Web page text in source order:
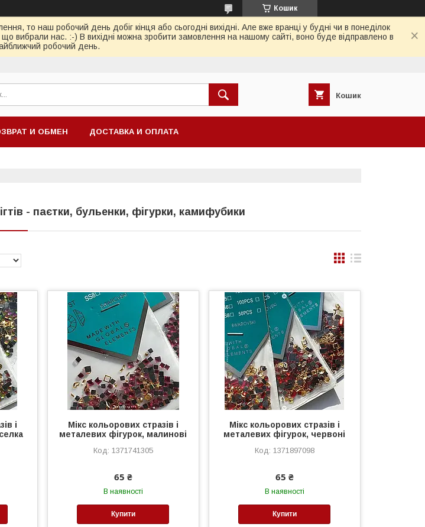
Кошик
то наш робочий день добіг кінця або сьогодні вихідні. Але вже вранці у будні чи в понеділок
вибрали нас. :-) В вихідні можна зробити замовлення на нашому сайті, воно буде відправлено в
робочий день.
Кошик
И ОБМЕН ДОСТАВКА И ОПЛАТА
- паєтки, бульенки, фігурки, камифубики
і
Мікс кольорових стразів і
металевих фігурок, малинові
1371741305
65 ₴
В наявності
Купити
Мікс кольорових стразів і
металевих фігурок, червоні
1371897098
65 ₴
В наявності
Купити